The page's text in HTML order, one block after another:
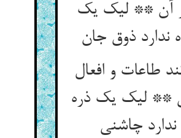
آن ** لیک یک
ندارد ذوق جان‏
طاعات و افعال
** لیک یک ذره
ندارد چاشنی‏